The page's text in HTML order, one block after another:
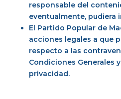
responsable del
eventualmente, pudiera
El Partido Popular de
acciones legales a que
respecto a las
Condiciones Generales
privacidad.